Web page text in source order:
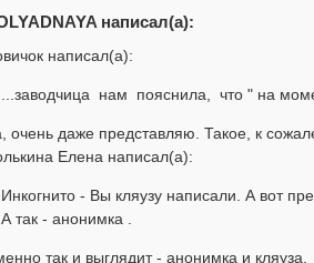
написал(а):
написал(а):
нам пояснила, что " на
очень даже представляю. Такое, к
Елена написал(а):
- Вы кляузу написали. А вот
так - анонимка .
так и выглядит - анонимка и кляуза.